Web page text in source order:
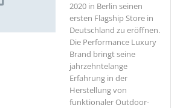
2020 in Berlin seinen
ersten Flagship Store in
Deutschland zu eröffnen.
Die Performance Luxury
Brand bringt seine
jahrzehntelange
Erfahrung in der
Herstellung von
funktionaler Outdoor-